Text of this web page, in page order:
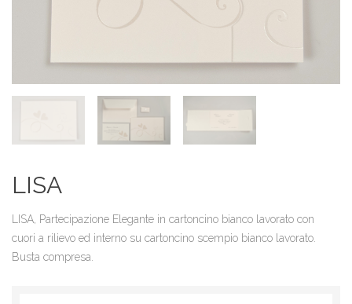
LISA
LISA, Partecipazione Elegante in cartoncino bianco lavorato con
cuori a rilievo ed interno su cartoncino scempio bianco lavorato.
Busta compresa.